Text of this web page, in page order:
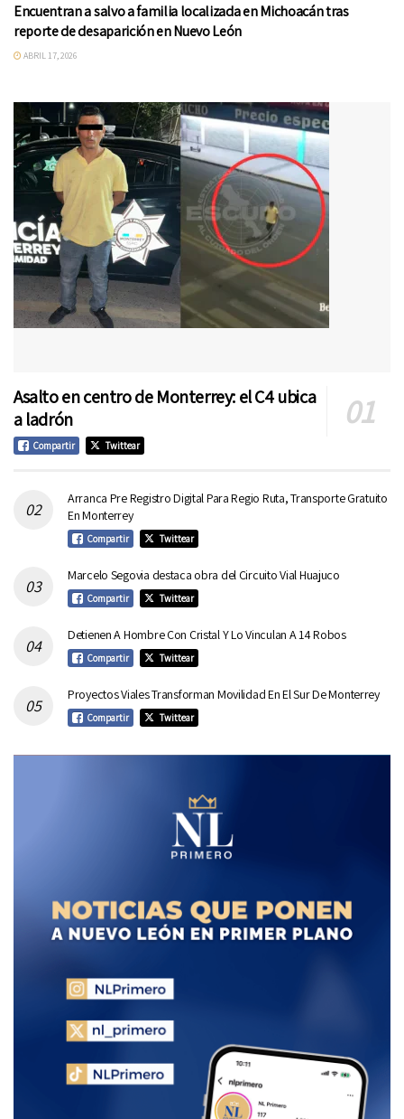
Encuentran a salvo a familia localizada en Michoacán tras
reporte de desaparición en Nuevo León
ABRIL 17, 2026
Asalto en centro de Monterrey: el C4 ubica
a ladrón
Compartir Twittear
Arranca Pre Registro Digital Para Regio Ruta, Transporte Gratuito
En Monterrey
Compartir Twittear
Marcelo Segovia destaca obra del Circuito Vial Huajuco
Compartir Twittear
Detienen A Hombre Con Cristal Y Lo Vinculan A 14 Robos
Compartir Twittear
Proyectos Viales Transforman Movilidad En El Sur De Monterrey
Compartir Twittear